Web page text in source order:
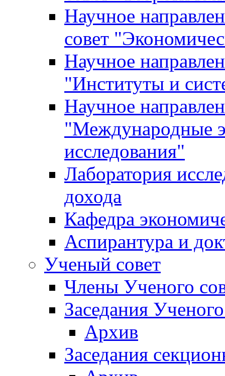
Научное
совет
Научное
"Институты и
Научное
"Международные
исследования"
Лаборатория
дохода
Кафедра
Аспирантура и
Ученый совет
Члены Ученого
Заседания
Архив
Заседания